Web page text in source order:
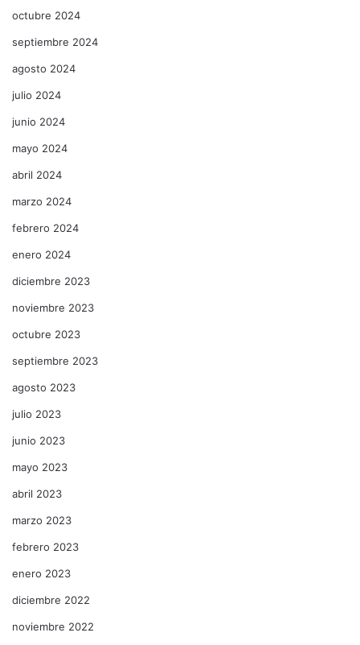
octubre 2024
septiembre 2024
agosto 2024
julio 2024
junio 2024
mayo 2024
abril 2024
marzo 2024
febrero 2024
enero 2024
diciembre 2023
noviembre 2023
octubre 2023
septiembre 2023
agosto 2023
julio 2023
junio 2023
mayo 2023
abril 2023
marzo 2023
febrero 2023
enero 2023
diciembre 2022
noviembre 2022